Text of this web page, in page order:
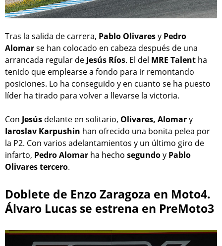
Tras la salida de carrera, Pablo Olivaresy Pedro
Alomarse han colocado en cabeza después de una
arrancada regular de Jesús Ríos. El del MRE Talent ha
tenido que emplearse a fondo para ir remontando
posiciones. Lo ha conseguido y en cuanto se ha puesto
líder ha tirado para volver a llevarse la victoria.
Con Jesús delante en solitario, Olivares, Alomary
Iaroslav Karpushin han ofrecido una bonita pelea por
la P2. Con varios adelantamientos y un último giro de
infarto, Pedro Alomar ha hecho segundoy Pablo
Olivares tercero.
Doblete de Enzo Zaragoza en Moto4.
Álvaro Lucas se estrena en PreMoto3